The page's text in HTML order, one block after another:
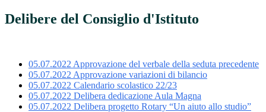
Delibere del Consiglio d'Istituto
05.07.2022 Approvazione del verbale della seduta precedente
05.07.2022 Approvazione variazioni di bilancio
05.07.2022 Calendario scolastico 22/23
05.07.2022 Delibera dedicazione Aula Magna
05.07.2022 Delibera progetto Rotary “Un aiuto allo studio”